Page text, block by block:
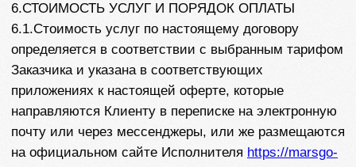
8.6. Стороны освобождаются от ответственности за
неисполнение или ненадлежащее исполнение
действия непреодолимой силы. В течение этого
времени стороны не имеют взаимных претензий, и
каждая из сторон принимает на себя свой риск
последствия форс-мажорных обстоятельств. О
возникновении таких обстоятельств Исполнитель
обязан уведомить Заказчика путем размещения
информации на Сайте, а Заказчик обязан направить
Исполнителю письмо на электронную почту